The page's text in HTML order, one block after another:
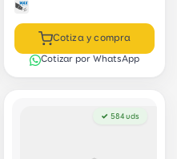
Cotiza y compra
Cotizar por WhatsApp
✓ 584 uds